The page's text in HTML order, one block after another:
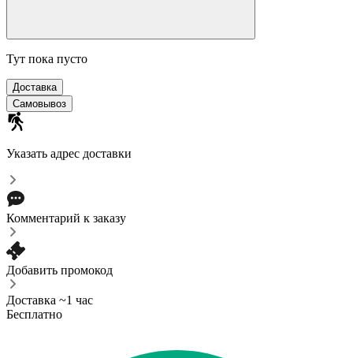
Тут пока пусто
Доставка
Самовывоз
Указать адрес доставки
Комментарий к заказу
Добавить промокод
Доставка ~1 час
Бесплатно